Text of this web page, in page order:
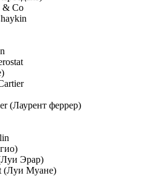
& Co
(Лаурент феррер)
Эрар)
(Луи Муане)